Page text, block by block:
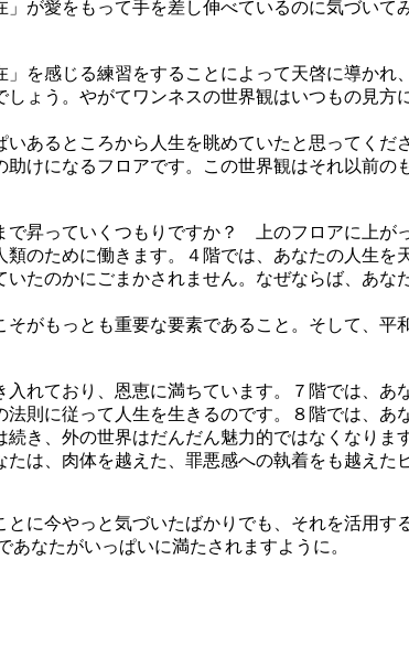
が愛をもって手を差し伸べているのに気づい
を感じる練習をすることによって天啓に導か
ょう。やがてワンネスの世界観はいつもの見方
あるところから人生を眺めていたと思ってくだ
けになるフロアです。この世界観はそれ以前の
昇っていくつもりですか？ 上のフロアに上が
のために働きます。４階では、あなたの人生
たのかにごまかされません。なぜならば、あ
がもっとも重要な要素であること。そして、平
れており、恩恵に満ちています。７階では、
則に従って人生を生きるのです。８階では、
き、外の世界はだんだん魅力的ではなくなりま
は、肉体を越えた、罪悪感への執着をも越え
に今やっと気づいたばかりでも、それを活用
なたがいっぱいに満たされますように。